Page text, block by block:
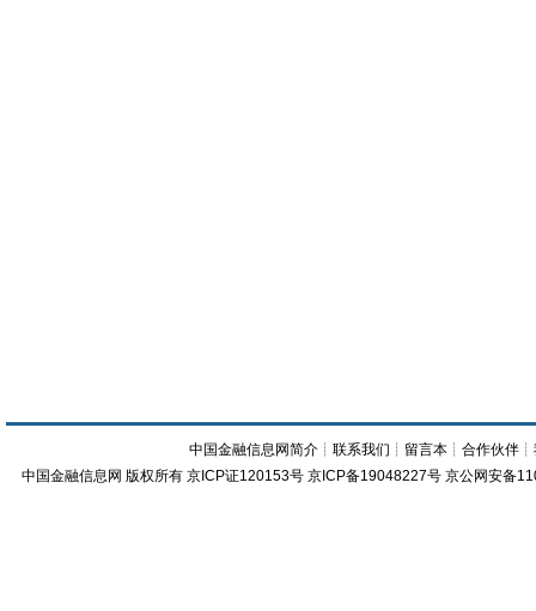
中国金融信息网简介 ┊联系我们 ┊ 留言本 ┊合作伙伴 ┊
中国金融信息网 版权所有 京ICP证120153号 京ICP备19048227号 京公网安备